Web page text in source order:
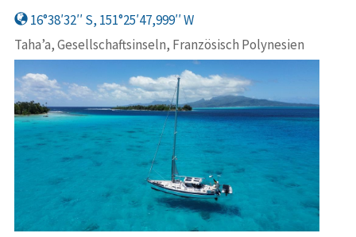
16°38′32′′ S, 151°25′47,999′′ W
Taha’a, Gesellschaftsinseln, Französisch Polynesien